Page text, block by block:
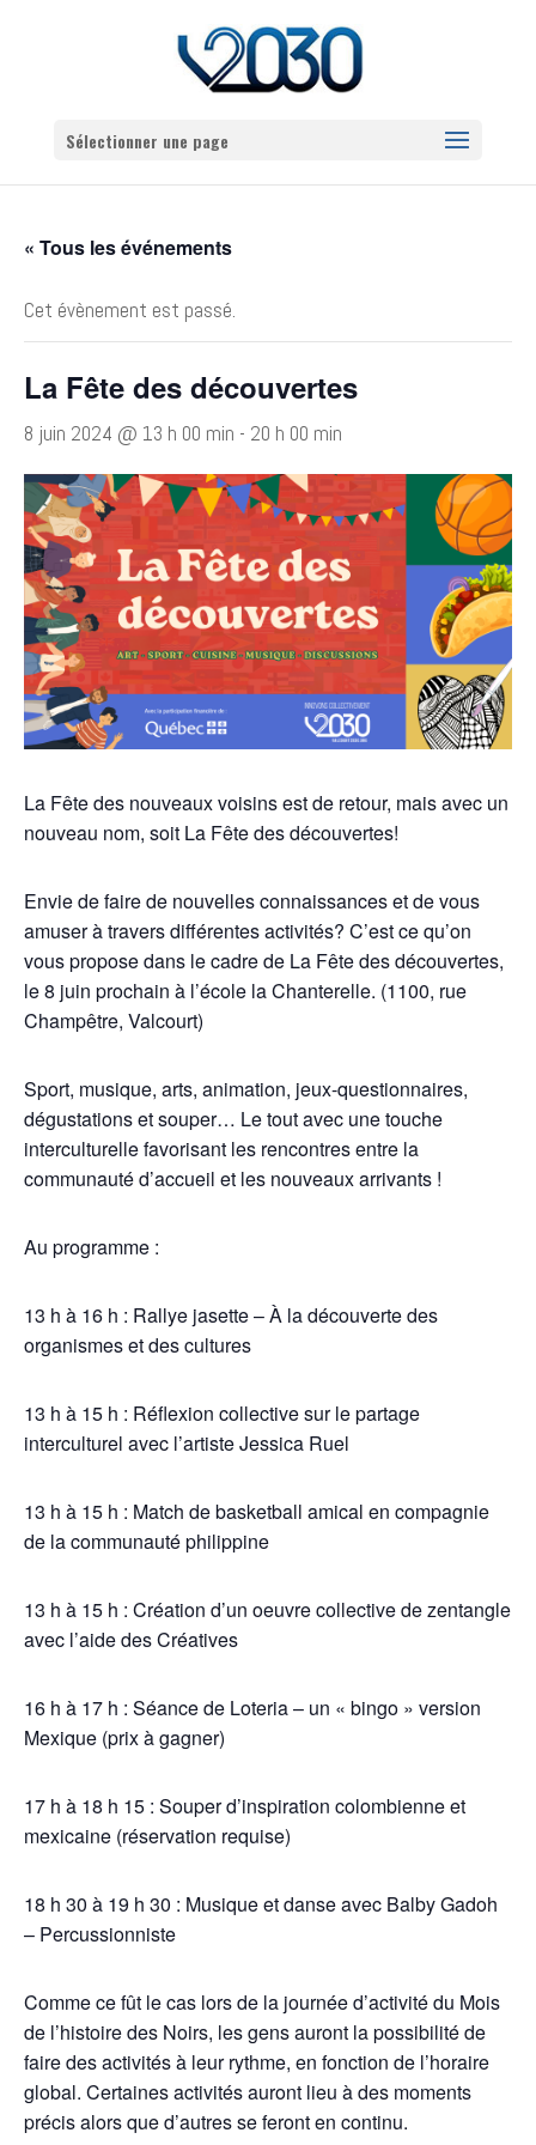
Sélectionner une page
« Tous les événements
Cet évènement est passé.
La Fête des découvertes
8 juin 2024 @ 13 h 00 min - 20 h 00 min
La Fête des nouveaux voisins est de retour, mais avec un
nouveau nom, soit La Fête des découvertes!
Envie de faire de nouvelles connaissances et de vous
amuser à travers différentes activités? C’est ce qu’on
vous propose dans le cadre de La Fête des découvertes,
le 8 juin prochain à l’école la Chanterelle. (1100, rue
Champêtre, Valcourt)
Sport, musique, arts, animation, jeux-questionnaires,
dégustations et souper… Le tout avec une touche
interculturelle favorisant les rencontres entre la
communauté d’accueil et les nouveaux arrivants !
Au programme :
13 h à 16 h : Rallye jasette – À la découverte des
organismes et des cultures
13 h à 15 h : Réflexion collective sur le partage
interculturel avec l’artiste Jessica Ruel
13 h à 15 h : Match de basketball amical en compagnie
de la communauté philippine
13 h à 15 h : Création d’un oeuvre collective de zentangle
avec l’aide des Créatives
16 h à 17 h : Séance de Loteria – un « bingo » version
Mexique (prix à gagner)
17 h à 18 h 15 : Souper d’inspiration colombienne et
mexicaine (réservation requise)
18 h 30 à 19 h 30 : Musique et danse avec Balby Gadoh
– Percussionniste
Comme ce fût le cas lors de la journée d’activité du Mois
de l’histoire des Noirs, les gens auront la possibilité de
faire des activités à leur rythme, en fonction de l’horaire
global. Certaines activités auront lieu à des moments
précis alors que d’autres se feront en continu.